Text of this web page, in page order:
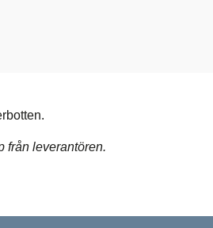
från leverantören.